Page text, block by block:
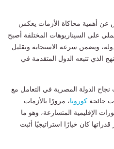
عن أهمية محاكاة الأزمات يعكس
على السيناريوهات المختلفة أصبح
ويضمن سرعة الاستجابة وتقليل
الذي تتبعه الدول المتقدمة في
الدولة المصرية في التعامل مع
جائحة كورونا، مرورًا بالأزمات
الإقليمية المتسارعة، وهو ما
كان خيارًا استراتيجيًا أثبت